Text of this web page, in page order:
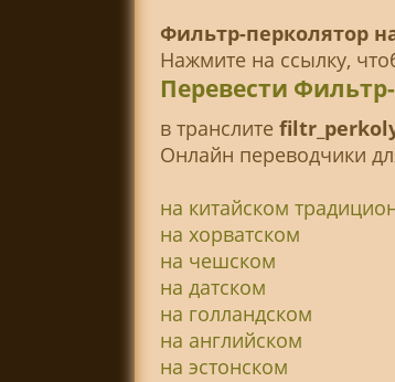
Фильтр-перколятор
Нажмите на ссылку,
Перевести
в транслитe
Онлайн переводчики
на китайском
на хорватском
на чешском
на датском
на голландском
на английском
на эстонском